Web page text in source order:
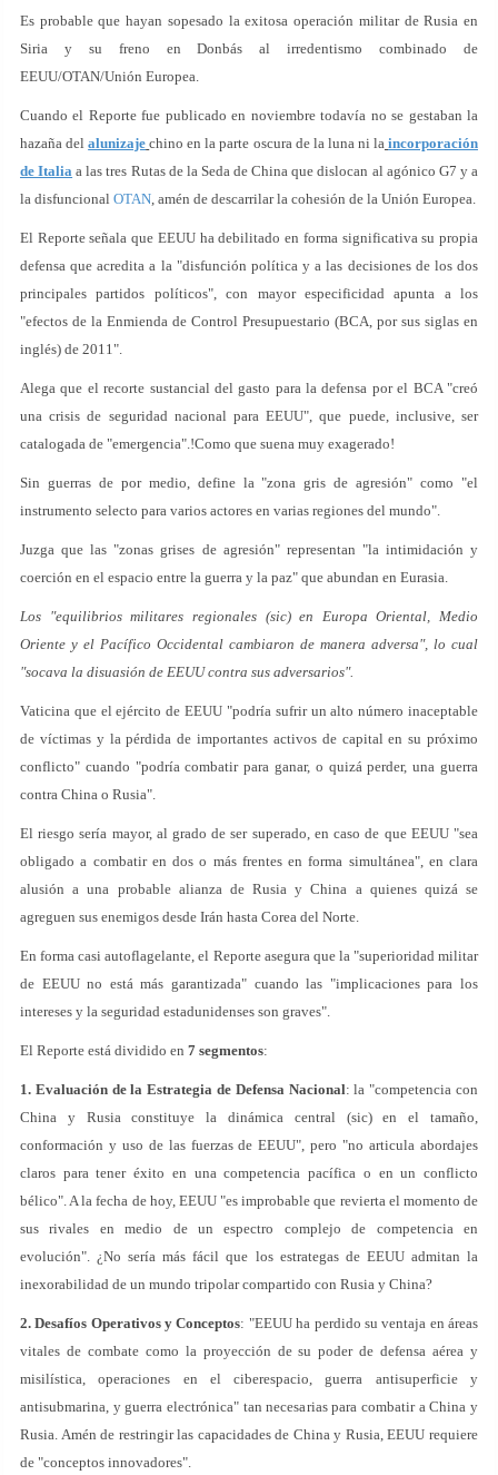
Es probable que hayan sopesado la exitosa operación militar de Rusia en
Siria y su freno en Donbás al irredentismo combinado de
EEUU/OTAN/Unión Europea.
Cuando el Reporte fue publicado en noviembre todavía no se gestaban la
hazaña delalunizaje chino en la parte oscura de la luna ni la incorporación
de Italia a las tres Rutas de la Seda de China que dislocan al agónico G7 y a
la disfuncional OTAN, amén de descarrilar la cohesión de la Unión Europea.
El Reporte señala que EEUU ha debilitado en forma significativa su propia
defensa que acredita a la "disfunción política y a las decisiones de los dos
principales partidos políticos", con mayor especificidad apunta a los
"efectos de la Enmienda de Control Presupuestario (BCA, por sus siglas en
inglés) de 2011".
Alega que el recorte sustancial del gasto para la defensa por el BCA "creó
una crisis de seguridad nacional para EEUU", que puede, inclusive, ser
catalogada de "emergencia".!Como que suena muy exagerado!
Sin guerras de por medio, define la "zona gris de agresión" como "el
instrumento selecto para varios actores en varias regiones del mundo".
Juzga que las "zonas grises de agresión" representan "la intimidación y
coerción en el espacio entre la guerra y la paz" que abundan en Eurasia.
Los "equilibrios militares regionales (sic) en Europa Oriental, Medio
Oriente y el Pacífico Occidental cambiaron de manera adversa", lo cual
"socava la disuasión de EEUU contra sus adversarios".
Vaticina que el ejército de EEUU "podría sufrir un alto número inaceptable
de víctimas y la pérdida de importantes activos de capital en su próximo
conflicto" cuando "podría combatir para ganar, o quizá perder, una guerra
contra China o Rusia".
El riesgo sería mayor, al grado de ser superado, en caso de que EEUU "sea
obligado a combatir en dos o más frentes en forma simultánea", en clara
alusión a una probable alianza de Rusia y China a quienes quizá se
agreguen sus enemigos desde Irán hasta Corea del Norte.
En forma casi autoflagelante, el Reporte asegura que la "superioridad militar
de EEUU no está más garantizada" cuando las "implicaciones para los
intereses y la seguridad estadunidenses son graves".
El Reporte está dividido en 7 segmentos:
1. Evaluación de la Estrategia de Defensa Nacional: la "competencia con
China y Rusia constituye la dinámica central (sic) en el tamaño,
conformación y uso de las fuerzas de EEUU", pero "no articula abordajes
claros para tener éxito en una competencia pacífica o en un conflicto
bélico". A la fecha de hoy, EEUU "es improbable que revierta el momento de
sus rivales en medio de un espectro complejo de competencia en
evolución". ¿No sería más fácil que los estrategas de EEUU admitan la
inexorabilidad de un mundo tripolar compartido con Rusia y China?
2. Desafíos Operativos y Conceptos: "EEUU ha perdido su ventaja en áreas
vitales de combate como la proyección de su poder de defensa aérea y
misilística, operaciones en el ciberespacio, guerra antisuperficie y
antisubmarina, y guerra electrónica" tan necesarias para combatir a China y
Rusia. Amén de restringir las capacidades de China y Rusia, EEUU requiere
de "conceptos innovadores".